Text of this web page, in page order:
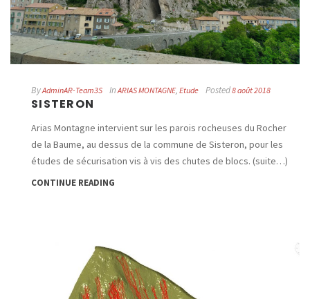
ByAdminAR-Team3S In ARIAS MONTAGNE, Etude Posted8 août 2018
SISTERON
Arias Montagne intervient sur les parois rocheuses du Rocher
de la Baume, au dessus de la commune de Sisteron, pour les
études de sécurisation vis à vis des chutes de blocs. (suite…)
CONTINUE READING